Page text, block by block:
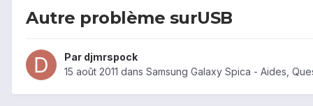
Autre problème surUSB
Par djmrspock
15 août 2011 dans Samsung Galaxy Spica - Aides,